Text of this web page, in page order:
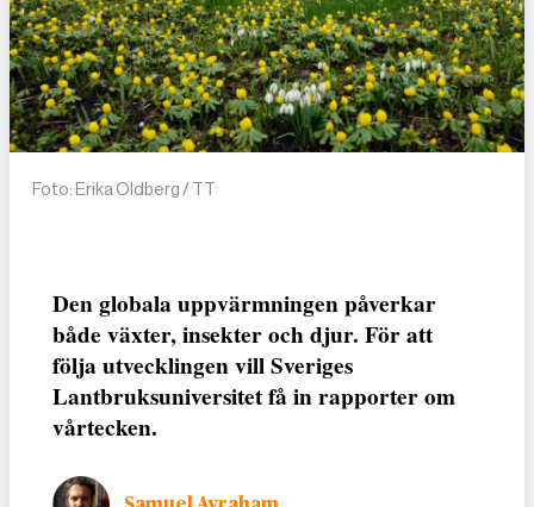
Foto: Erika Oldberg / TT
Den globala uppvärmningen påverkar
både växter, insekter och djur. För att
följa utvecklingen vill Sveriges
Lantbruksuniversitet få in rapporter om
vårtecken.